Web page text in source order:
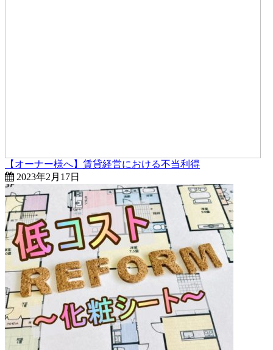
【オーナー様へ】賃貸経営における不当利得
2023年2月17日